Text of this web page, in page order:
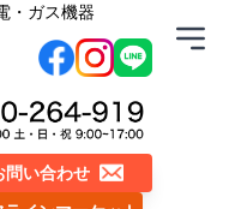
・ガス機器
問い合わせ